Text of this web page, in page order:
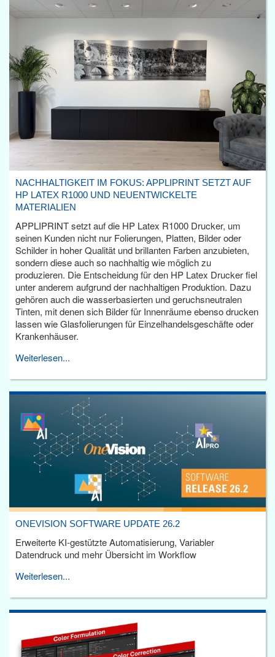
NACHHALTIGKEIT IM FOKUS: APPLIPRINT SETZT AUF
HP LATEX R1000 UND NEUENTWICKELTE
MATERIALIEN
APPLIPRINT setzt auf die HP Latex R1000 Drucker, um
seinen Kunden nicht nur Folierungen, Platten, Bilder oder
Schilder in hoher Qualität und brillanten Farben anzubieten,
sondern diese auch so nachhaltig wie möglich zu
produzieren. Die Entscheidung für den HP Latex Drucker fiel
unter anderem aufgrund der nachhaltigen Produktion. Dazu
gehören auch die wasserbasierten und geruchsneutralen
Tinten, mit denen sich Bilder für Innenräume ebenso drucken
lassen wie Glasfolierungen für Einzelhandelsgeschäfte oder
Krankenhäuser.
Weiterlesen...
ONEVISION SOFTWARE UPDATE 26.2
Erweiterte KI-gestützte Automatisierung, Variabler
Datendruck und mehr Übersicht im Workflow
Weiterlesen...